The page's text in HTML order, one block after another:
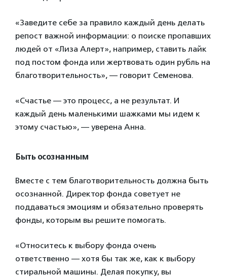
«Заведите себе за правило каждый день делать
репост важной информации: о поиске пропавших
людей от «Лиза Алерт», например, ставить лайк
под постом фонда или жертвовать один рубль на
благотворительность», — говорит Семенова.
«Счастье — это процесс, а не результат. И
каждый день маленькими шажками мы идем к
этому счастью», — уверена Анна.
Быть осознанным
Вместе с тем благотворительность должна быть
осознанной. Директор фонда советует не
поддаваться эмоциям и обязательно проверять
фонды, которым вы решите помогать.
«Относитесь к выбору фонда очень
ответственно — хотя бы так же, как к выбору
стиральной машины. Делая покупку, вы